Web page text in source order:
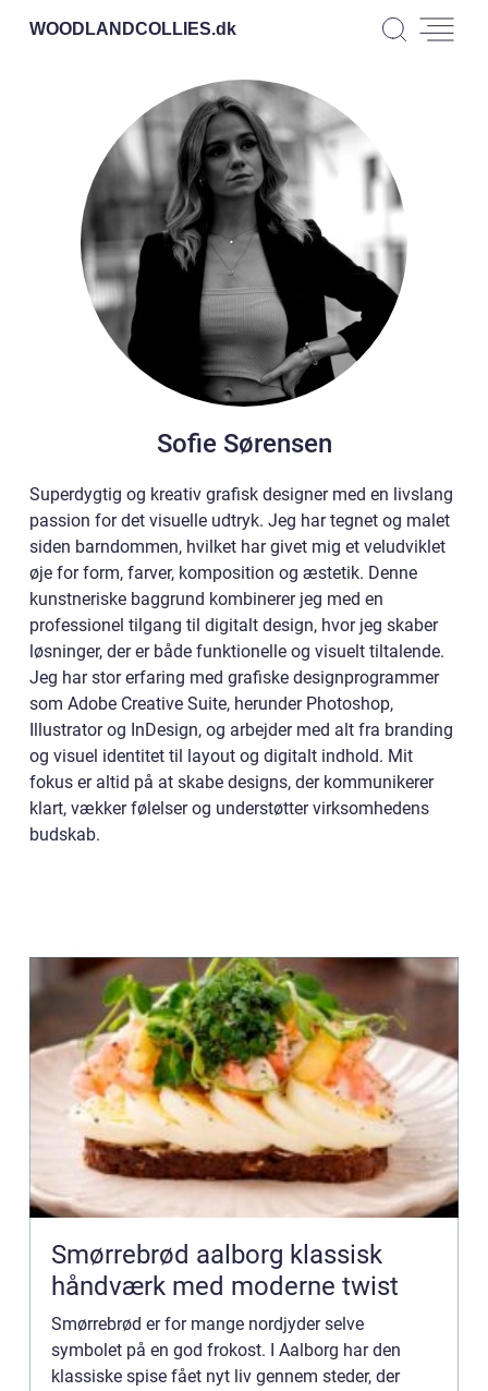
WOODLANDCOLLIES.dk
Sofie Sørensen
Superdygtig og kreativ grafisk designer med en livslang
passion for det visuelle udtryk. Jeg har tegnet og malet
siden barndommen, hvilket har givet mig et veludviklet
øje for form, farver, komposition og æstetik. Denne
kunstneriske baggrund kombinerer jeg med en
professionel tilgang til digitalt design, hvor jeg skaber
løsninger, der er både funktionelle og visuelt tiltalende.
Jeg har stor erfaring med grafiske designprogrammer
som Adobe Creative Suite, herunder Photoshop,
Illustrator og InDesign, og arbejder med alt fra branding
og visuel identitet til layout og digitalt indhold. Mit
fokus er altid på at skabe designs, der kommunikerer
klart, vækker følelser og understøtter virksomhedens
budskab.
Smørrebrød aalborg klassisk
håndværk med moderne twist
Smørrebrød er for mange nordjyder selve
symbolet på en god frokost. I Aalborg har den
klassiske spise fået nyt liv gennem steder, der